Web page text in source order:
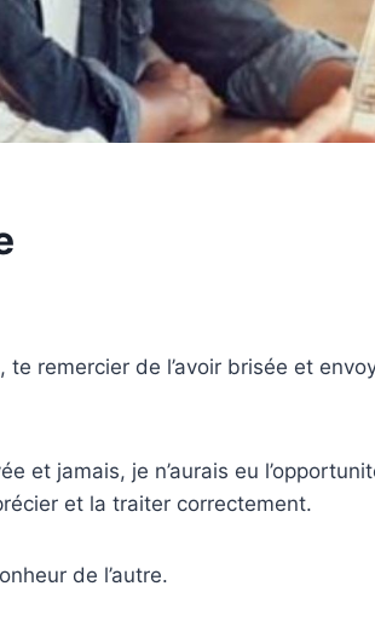
remercier de l’avoir brisée et
et jamais, je n’aurais eu
et la traiter correctement.
de l’autre.